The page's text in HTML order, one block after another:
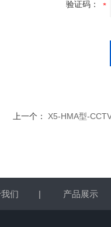
验证码：
上一个： X5-HMA型-
们 | 产品展示